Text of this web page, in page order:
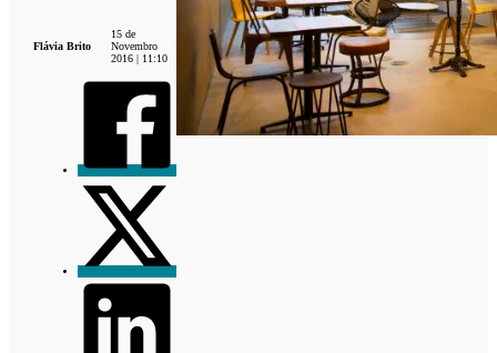
Flávia Brito
15 de
Novembro
2016 | 11:10